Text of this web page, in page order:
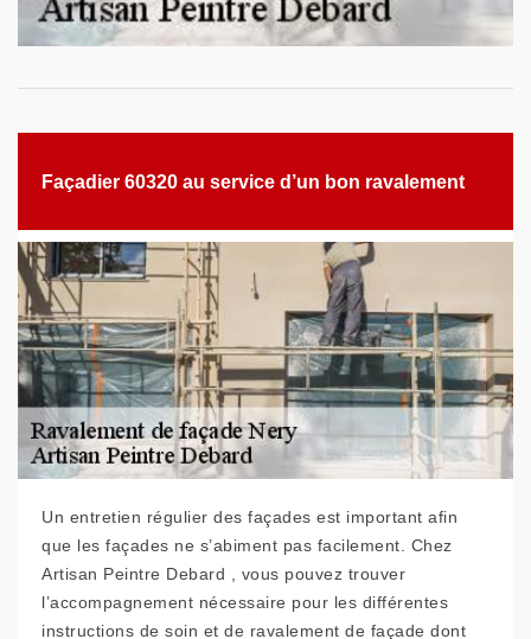
Façadier 60320 au service d’un bon ravalement
Un entretien régulier des façades est important afin
que les façades ne s’abiment pas facilement. Chez
Artisan Peintre Debard , vous pouvez trouver
l’accompagnement nécessaire pour les différentes
instructions de soin et de ravalement de façade dont